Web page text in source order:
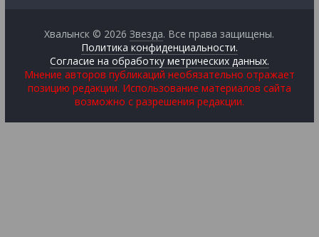
Хвалынск © 2026Звезда. Все права защищены.
Политика конфиденциальности.
Согласие на обработку метрических данных.
Мнение авторов публикаций необязательно отражает
позицию редакции. Использование материалов сайта
возможно с разрешения редакции.